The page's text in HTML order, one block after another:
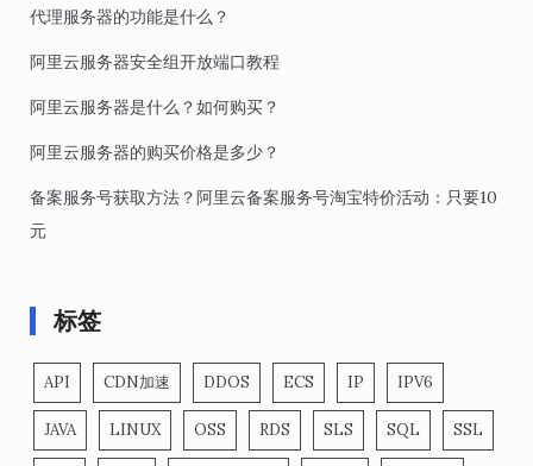
代理服务器的功能是什么？
阿里云服务器安全组开放端口教程
阿里云服务器是什么？如何购买？
阿里云服务器的购买价格是多少？
备案服务号获取方法？阿里云备案服务号淘宝特价活动：只要10
元
标签
API CDN加速 DDOS ECS IP IPV6
JAVA LINUX OSS RDS SLS SQL SSL